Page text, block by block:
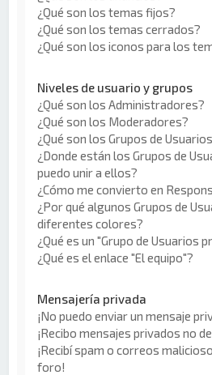
¿Qué son los temas fijos?
¿Qué son los temas cerrados?
¿Qué son los iconos para los
Niveles de usuario y grupos
¿Qué son los Administradores?
¿Qué son los Moderadores?
¿Qué son los Grupos de
¿Donde están los Grupos de
puedo unir a ellos?
¿Cómo me convierto en
¿Por qué algunos Grupos de
diferentes colores?
¿Qué es un "Grupo de Usuarios
¿Qué es el enlace "El equipo"?
Mensajería privada
¡No puedo enviar un mensaje
¡Recibo mensajes privados no
¡Recibí spam o correos
foro!